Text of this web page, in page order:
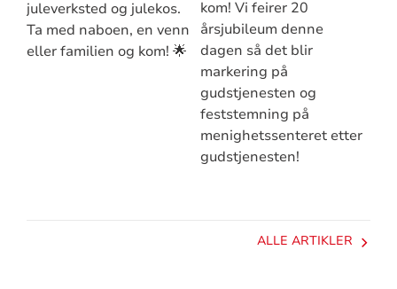
juleverksted og julekos.
Ta med naboen, en venn
eller familien og kom! 🌟
kom! Vi feirer 20
årsjubileum denne
dagen så det blir
markering på
gudstjenesten og
feststemning på
menighetssenteret etter
gudstjenesten!
ALLE ARTIKLER